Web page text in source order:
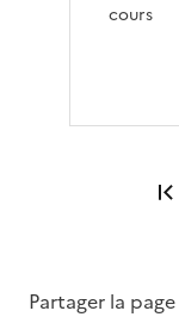
cours
Partager la page